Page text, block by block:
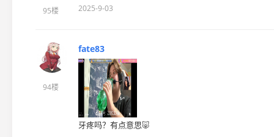
95楼 2025-9-03
94楼
fate83
牙疼吗？有点意思🐷